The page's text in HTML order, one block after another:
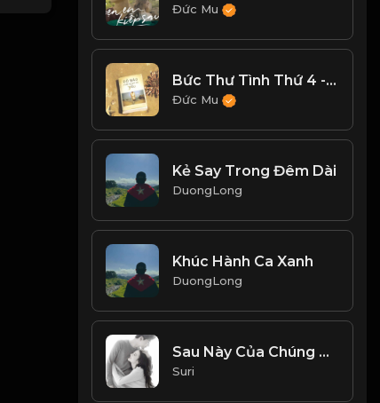
Đức Mu
Bức Thư Tình Thứ 4 - Hồ Quỳnh Hương
Đức Mu
Kẻ Say Trong Đêm Dài
DuongLong
Khúc Hành Ca Xanh
DuongLong
Sau Này Của Chúng Ta - Cover
Suri